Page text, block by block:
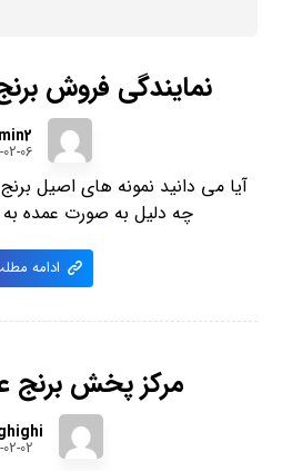
نمایندگی فروش
06
آیا می دانید نمونه های اصیل
چه دلیل به صورت عمده
ادامه
مرکز پخش برنج
02